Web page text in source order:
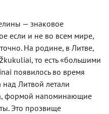
— знаковое
если и не во всем мире,
На родине, в Литве,
то есть «большими
появилось во время
Литвой летали
формой напоминающие
Это прозвище